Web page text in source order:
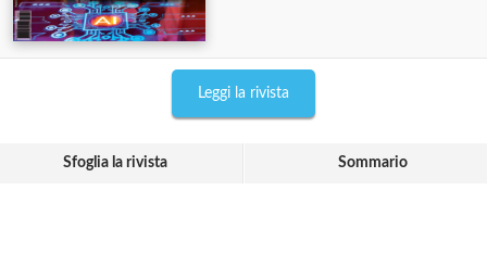
Leggi la rivista
Sfoglia la rivista Sommario